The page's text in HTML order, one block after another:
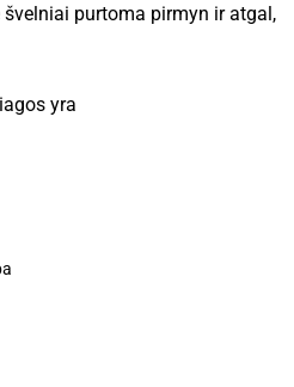
purtoma pirmyn ir atgal,
yra